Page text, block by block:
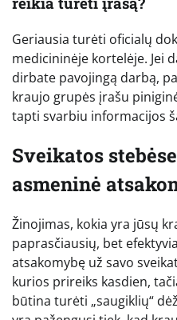
Geriausia turėti oficialų
medicininėje kortelėje. Jei
dirbate pavojingą darbą,
kraujo grupės įrašu
tapti svarbiu informacijos
Sveikatos
asmeninė
Žinojimas, kokia yra jūsų
paprasčiausių, bet
atsakomybę už savo
kurios prireiks kasdien,
būtina turėti „saugiklių“